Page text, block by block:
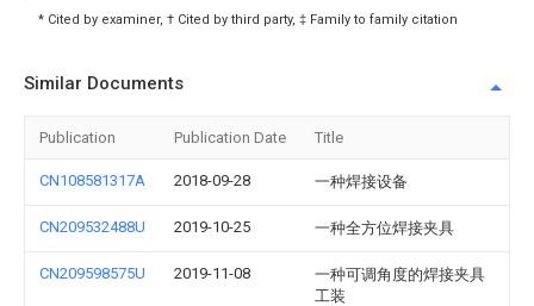
* Cited by examiner, † Cited by third party, ‡ Family to family citation
Similar Documents
Publication Publication Date Title
CN108581317A 2018-09-28 一种焊接设备
CN209532488U 2019-10-25 一种全方位焊接夹具
CN209598575U 2019-11-08
一种可调角度的焊接夹具
工装